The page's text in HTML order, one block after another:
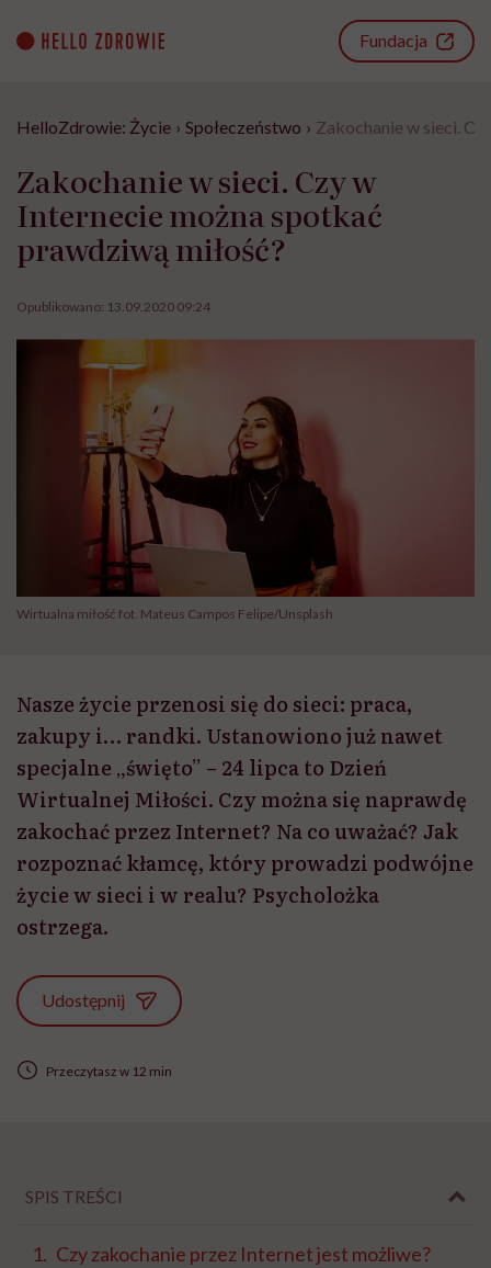
content
Fundacja
HelloZdrowie: Życie › Społeczeństwo › Zakochanie w sieci.
Zakochanie w sieci. Czy w
Internecie można spotkać
prawdziwą miłość?
Opublikowano: 13.09.2020 09:24
Wirtualna miłość fot. Mateus Campos Felipe/Unsplash
Nasze życie przenosi się do sieci: praca,
zakupy i… randki. Ustanowiono już nawet
specjalne „święto” – 24 lipca to Dzień
Wirtualnej Miłości. Czy można się naprawdę
zakochać przez Internet? Na co uważać? Jak
rozpoznać kłamcę, który prowadzi podwójne
życie w sieci i w realu? Psycholożka
ostrzega.
Udostępnij
Przeczytasz w 12 min
SPIS TREŚCI
Czy zakochanie przez Internet jest możliwe?